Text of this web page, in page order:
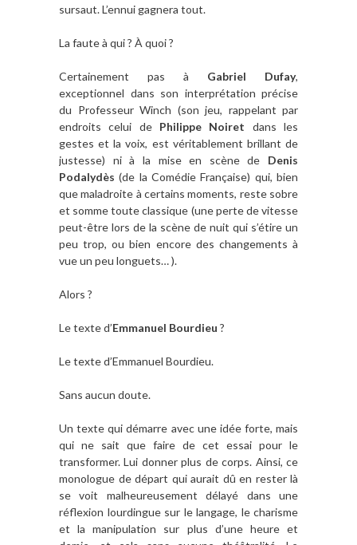
sursaut. L’ennui gagnera tout.
La faute à qui ? À quoi ?
Certainement pas à Gabriel Dufay,
exceptionnel dans son interprétation précise
du Professeur Winch (son jeu, rappelant par
endroits celui de Philippe Noiret dans les
gestes et la voix, est véritablement brillant de
justesse) ni à la mise en scène de Denis
Podalydès (de la Comédie Française) qui, bien
que maladroite à certains moments, reste sobre
et somme toute classique (une perte de vitesse
peut-être lors de la scène de nuit qui s’étire un
peu trop, ou bien encore des changements à
vue un peu longuets… ).
Alors ?
Le texte d’Emmanuel Bourdieu ?
Le texte d’Emmanuel Bourdieu.
Sans aucun doute.
Un texte qui démarre avec une idée forte, mais
qui ne sait que faire de cet essai pour le
transformer. Lui donner plus de corps. Ainsi, ce
monologue de départ qui aurait dû en rester là
se voit malheureusement délayé dans une
réflexion lourdingue sur le langage, le charisme
et la manipulation sur plus d’une heure et